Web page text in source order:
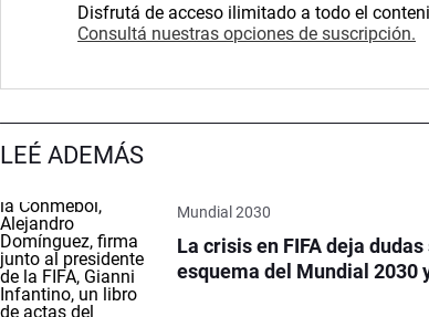
Disfrutá de acceso ilimitado a todo el
Consultá nuestras opciones de suscripción.
LEÉ ADEMÁS
Mundial 2030
La crisis en FIFA deja
esquema del Mundial 2030